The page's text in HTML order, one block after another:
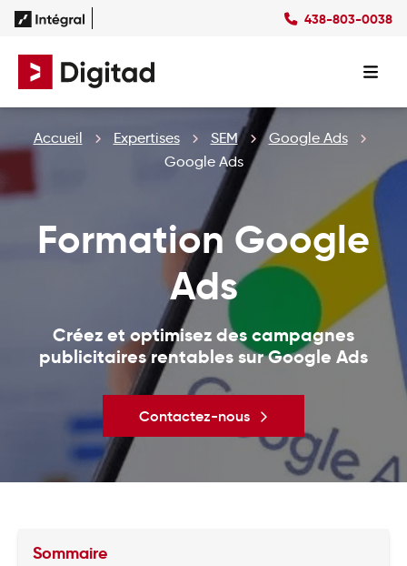
438-803-0038
SEM
Social Ads
Conception Site Web
Formations Web
Forfaits SEO
Forfaits SEM
Forfaits Display
Forfaits Social Ads
Forfaits Médias Sociaux
SuccèsCultureRessourcesEN
Accueil Expertises SEM
Google Ads
Google Ads
Formation Google
Ads
Créez et optimisez des campagnes
publicitaires rentables sur Google Ads
Contactez-nous
Sommaire